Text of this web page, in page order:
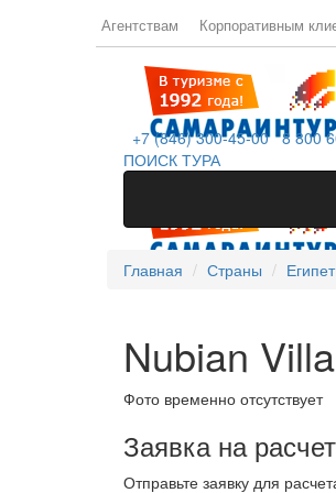
Агентствам Корпоративным
+7 (846) 300-45-00 8 800
ПОИСК ТУРА
Главная Страны Египет
Nubian
Фото временно отсутствует
Заявка на
Отправьте заявку для